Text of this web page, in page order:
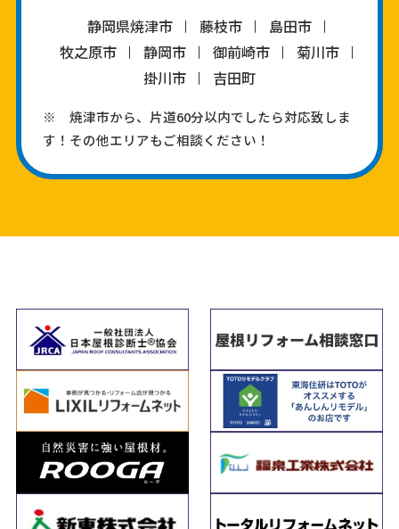
静岡県焼津市 藤枝市
島田市
牧之原市
静岡市 御前崎市
菊川市
掛川市
吉田町
※ 焼津市から、片道60分以内でしたら対応致しま
す！その他エリアもご相談ください！